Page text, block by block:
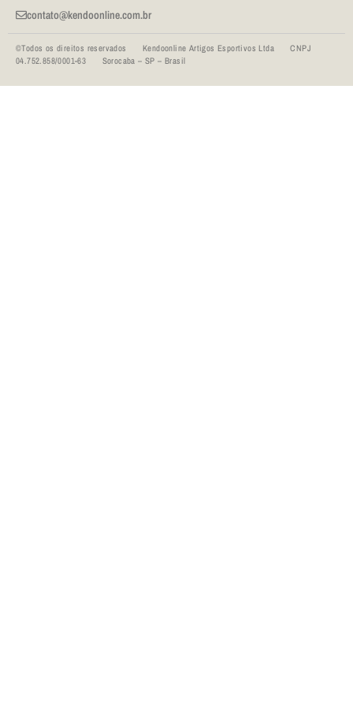
contato@kendoonline.com.br
©Todos os direitos reservados Kendoonline Artigos Esportivos Ltda CNPJ
04.752.858/0001-63 Sorocaba – SP – Brasil